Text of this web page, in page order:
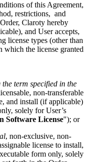
of this Agreement,
restrictions, and
Claroty hereby
and User accepts,
license types (other than
which the license granted
term specified in the
non-transferable
and install (if applicable)
solely for User’s
Software License"); or
, non-exclusive, non-
license to install,
form only, solely